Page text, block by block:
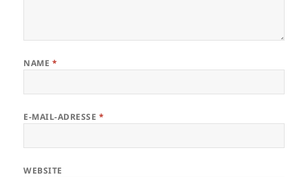
NAME *
E-MAIL-ADRESSE *
WEBSITE